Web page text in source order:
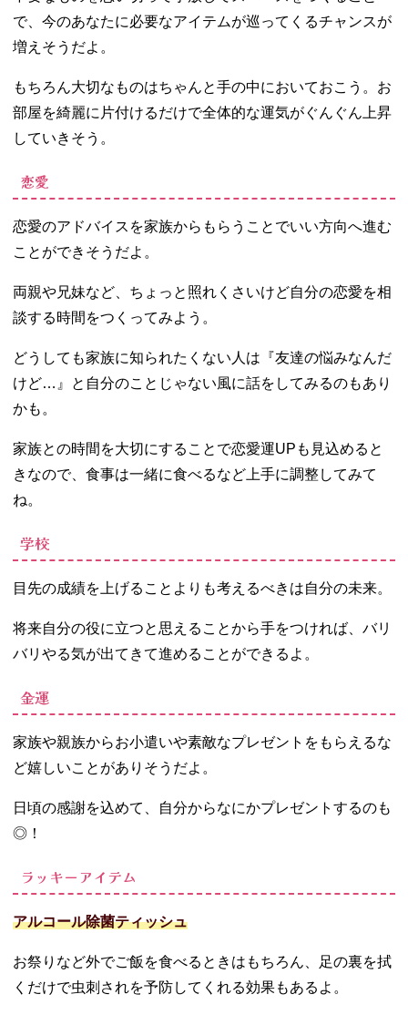
で、今のあなたに必要なアイテムが巡ってくるチャンスが
増えそうだよ。
もちろん大切なものはちゃんと手の中においておこう。お
部屋を綺麗に片付けるだけで全体的な運気がぐんぐん上昇
していきそう。
恋愛
恋愛のアドバイスを家族からもらうことでいい方向へ進む
ことができそうだよ。
両親や兄妹など、ちょっと照れくさいけど自分の恋愛を相
談する時間をつくってみよう。
どうしても家族に知られたくない人は『友達の悩みなんだ
けど…』と自分のことじゃない風に話をしてみるのもあり
かも。
家族との時間を大切にすることで恋愛運UPも見込めると
きなので、食事は一緒に食べるなど上手に調整してみて
ね。
学校
目先の成績を上げることよりも考えるべきは自分の未来。
将来自分の役に立つと思えることから手をつければ、バリ
バリやる気が出てきて進めることができるよ。
金運
家族や親族からお小遣いや素敵なプレゼントをもらえるな
ど嬉しいことがありそうだよ。
日頃の感謝を込めて、自分からなにかプレゼントするのも
◎！
ラッキーアイテム
アルコール除菌ティッシュ
お祭りなど外でご飯を食べるときはもちろん、足の裏を拭
くだけで虫刺されを予防してくれる効果もあるよ。